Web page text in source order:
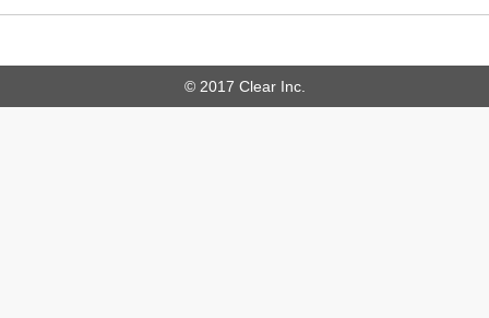
© 2017 Clear Inc.